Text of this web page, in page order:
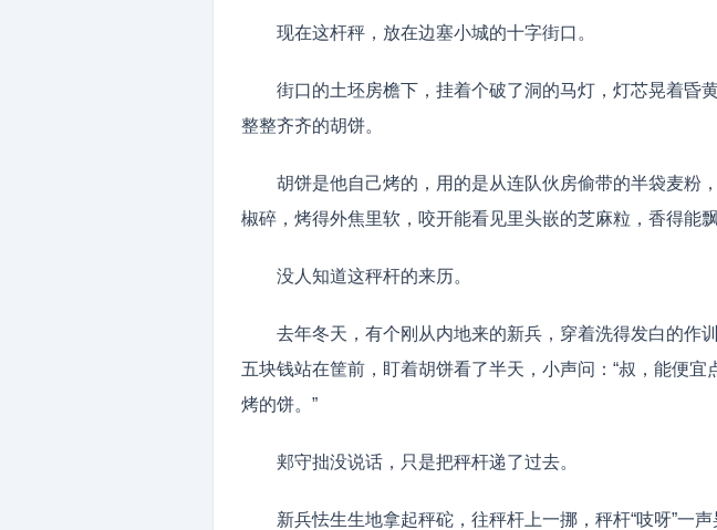
现在这杆秤，放在边塞小城的十字街口。
街口的土坯房檐下，挂着个破了洞的马灯，灯芯晃着昏
整整齐齐的胡饼。
胡饼是他自己烤的，用的是从连队伙房偷带的半袋麦粉
椒碎，烤得外焦里软，咬开能看见里头嵌的芝麻粒，香得能飘
没人知道这秤杆的来历。
去年冬天，有个刚从内地来的新兵，穿着洗得发白的作
五块钱站在筐前，盯着胡饼看了半天，小声问：“叔，能便宜
烤的饼。”
郏守拙没说话，只是把秤杆递了过去。
新兵怯生生地拿起秤砣，往秤杆上一挪，秤杆“吱呀”一声